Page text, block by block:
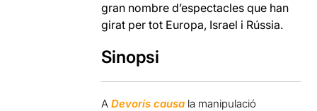
gran nombre d’espectacles que han
girat per tot Europa, Israel i Rússia.
Sinopsi
ADevoris causa la manipulació